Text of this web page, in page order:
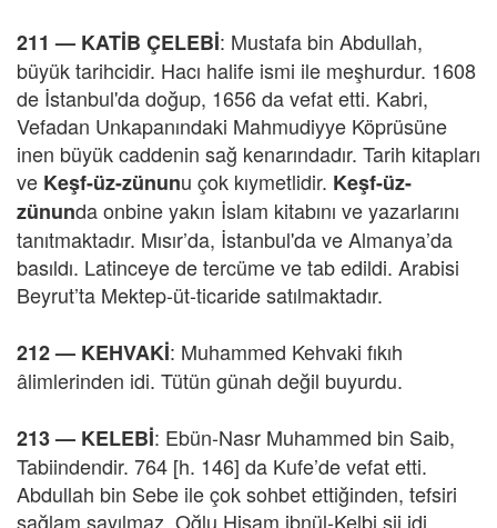
211 — KATİB ÇELEBİ: Mustafa bin Abdullah,
büyük tarihcidir. Hacı halife ismi ile meşhurdur. 1608
de İstanbul'da doğup, 1656 da vefat etti. Kabri,
Vefadan Unkapanındaki Mahmudiyye Köprüsüne
inen büyük caddenin sağ kenarındadır. Tarih kitapları
ve Keşf-üz-zünunu çok kıymetlidir. Keşf-üz-
zünunda onbine yakın İslam kitabını ve yazarlarını
tanıtmaktadır. Mısır’da, İstanbul'da ve Almanya’da
basıldı. Latinceye de tercüme ve tab edildi. Arabisi
Beyrut’ta Mektep-üt-ticaride satılmaktadır.
212 — KEHVAKİ: Muhammed Kehvaki fıkıh
âlimlerinden idi. Tütün günah değil buyurdu.
213 — KELEBİ: Ebün-Nasr Muhammed bin Saib,
Tabiindendir. 764 [h. 146] da Kufe’de vefat etti.
Abdullah bin Sebe ile çok sohbet ettiğinden, tefsiri
sağlam sayılmaz. Oğlu Hişam ibnül-Kelbi şii idi.